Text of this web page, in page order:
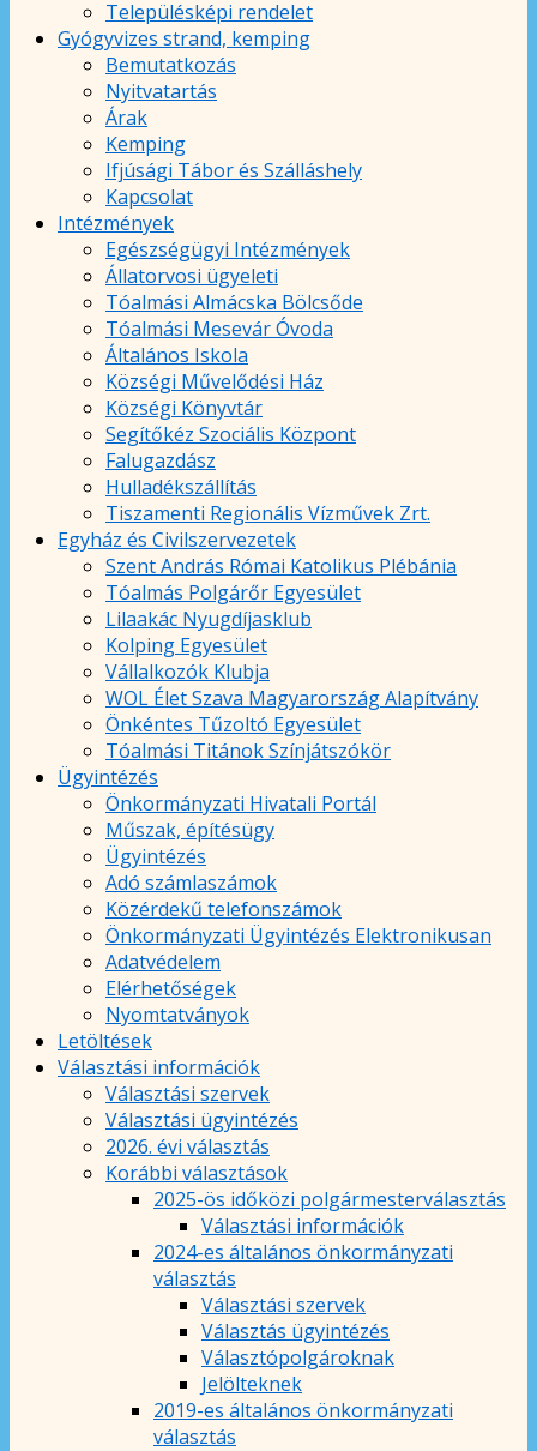
Településképi rendelet
Gyógyvizes strand, kemping
Bemutatkozás
Nyitvatartás
Árak
Kemping
Ifjúsági Tábor és Szálláshely
Kapcsolat
Intézmények
Egészségügyi Intézmények
Állatorvosi ügyeleti
Tóalmási Almácska Bölcsőde
Tóalmási Mesevár Óvoda
Általános Iskola
Községi Művelődési Ház
Községi Könyvtár
Segítőkéz Szociális Központ
Falugazdász
Hulladékszállítás
Tiszamenti Regionális Vízművek Zrt.
Egyház és Civilszervezetek
Szent András Római Katolikus Plébánia
Tóalmás Polgárőr Egyesület
Lilaakác Nyugdíjasklub
Kolping Egyesület
Vállalkozók Klubja
WOL Élet Szava Magyarország Alapítvány
Önkéntes Tűzoltó Egyesület
Tóalmási Titánok Színjátszókör
Ügyintézés
Önkormányzati Hivatali Portál
Műszak, építésügy
Ügyintézés
Adó számlaszámok
Közérdekű telefonszámok
Önkormányzati Ügyintézés Elektronikusan
Adatvédelem
Elérhetőségek
Nyomtatványok
Letöltések
Választási információk
Választási szervek
Választási ügyintézés
2026. évi választás
Korábbi választások
2025-ös időközi polgármesterválasztás
Választási információk
2024-es általános önkormányzati
választás
Választási szervek
Választás ügyintézés
Választópolgároknak
Jelölteknek
2019-es általános önkormányzati
választás